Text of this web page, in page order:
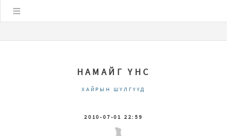
НАМАЙГ ҮНС
ХАЙРЫН ШҮЛГҮҮД
2010-07-01 22:59